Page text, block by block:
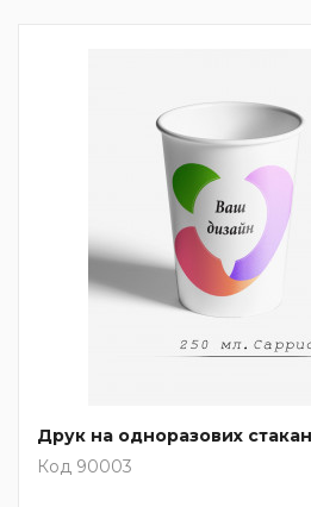
Друк на одноразових
Код 90003